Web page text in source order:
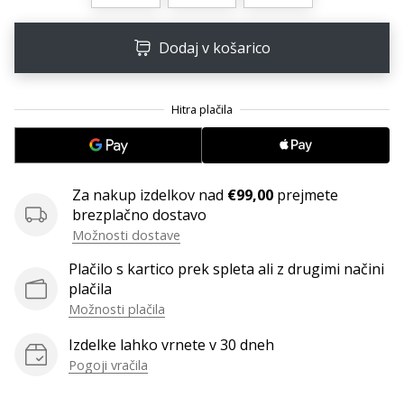
upravljate
online
forum?
služiti.
Pridružite
se
našemu…
Prikaži
članke
Dodaj v košarico
Za nakup izdelkov nad €99,00 prejmete
brezplačno dostavo
Možnosti dostave
Plačilo s kartico prek spleta ali z drugimi načini
plačila
Možnosti plačila
Izdelke lahko vrnete v 30 dneh
Pogoji vračila